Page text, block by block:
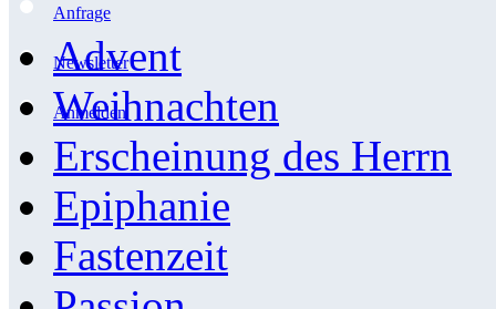
Anfrage
Newsletter
Anmelden
Advent
Weihnachten
Erscheinung des Herrn
Epiphanie
Fastenzeit